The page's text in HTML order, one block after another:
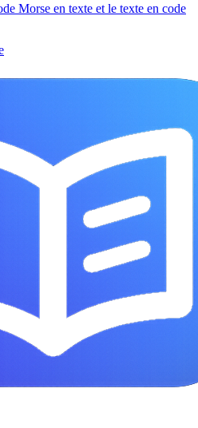
Morse en texte et le texte en code